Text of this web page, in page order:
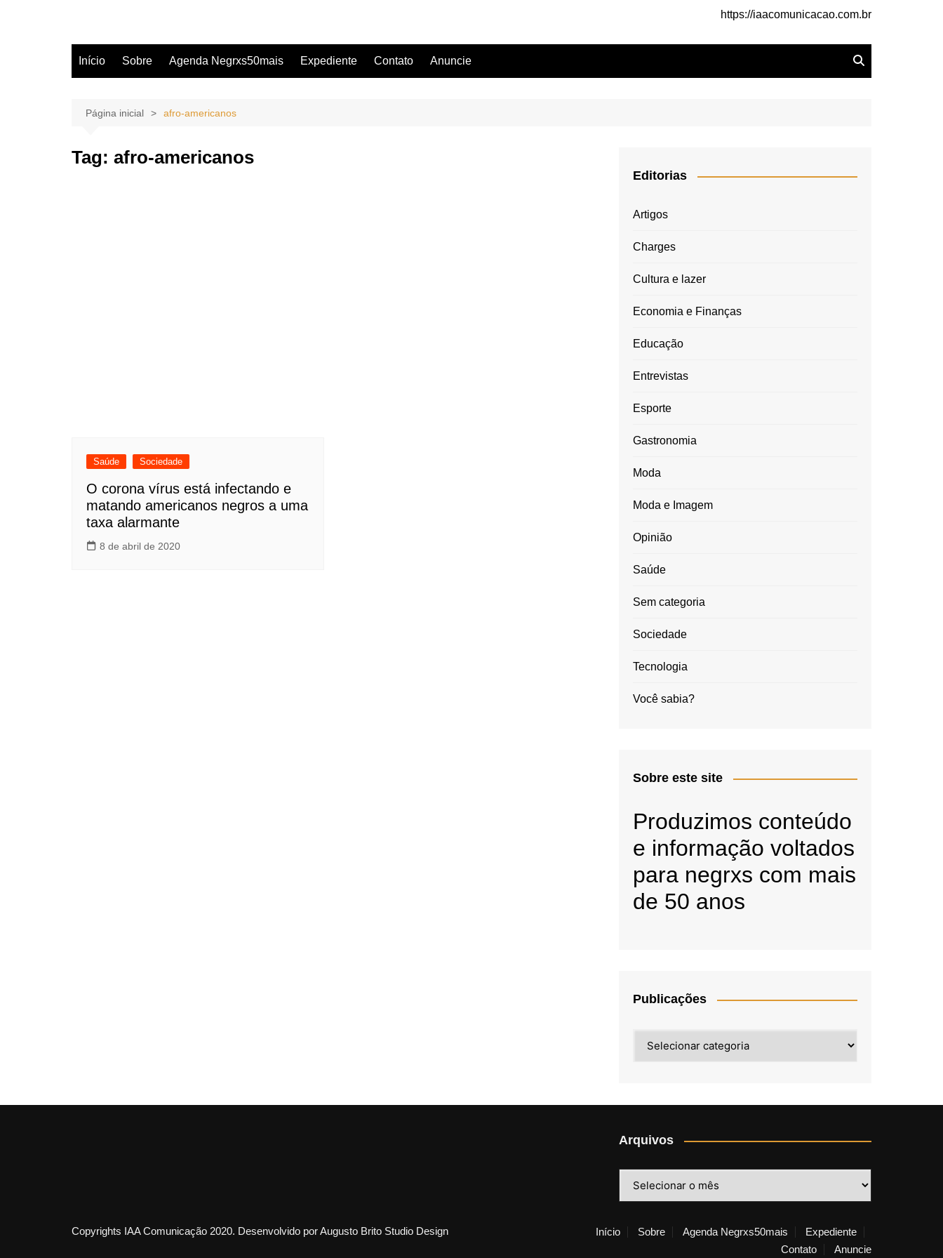
https://iaacomunicacao.com.br
Início Sobre Agenda Negrxs50mais Expediente Contato Anuncie
Página inicial afro-americanos
Tag: afro-americanos
Saúde Sociedade
O corona vírus está infectando e
matando americanos negros a uma
taxa alarmante
8 de abril de 2020
Editorias
Artigos
Charges
Cultura e lazer
Economia e Finanças
Educação
Entrevistas
Esporte
Gastronomia
Moda
Moda e Imagem
Opinião
Saúde
Sem categoria
Sociedade
Tecnologia
Você sabia?
Sobre este site
Produzimos conteúdo
e informação voltados
para negrxs com mais
de 50 anos
Publicações
Arquivos
Copyrights IAA Comunicação 2020. Desenvolvido por Augusto Brito Studio Design Início Sobre Agenda Negrxs50mais
Expediente
Contato
Anuncie